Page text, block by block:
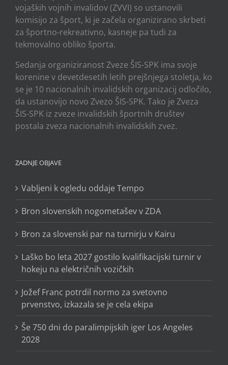
vojaških vojnih invalidov (ZVVI) so ustanovili
komisijo za šport, ki je začela organizirano skrbeti
za športno-rekreativno, kasneje pa tudi za
tekmovalno obliko športa.
Sedanja organiziranost Zveze ŠIS-SPK ima svoje
korenine v devetdesetih letih prejšnjega stoletja, ko
se je 10 nacionalnih invalidskih organizacij odločilo,
da ustanovijo novo Zvezo ŠIS-SPK. Tako je Zveza
ŠIS-SPK iz zveze invalidskih športnih društev
postala zveza nacionalnih invalidskih zvez.
ZADNJE OBJAVE
Vabljeni k ogledu oddaje Tempo
Bron slovenskih nogometašev v ZDA
Bron za slovenski par na turnirju v Kairu
Laško bo leta 2027 gostilo kvalifikacijski turnir v
hokeju na električnih vozičkih
Jožef Franc potrdil normo za svetovno
prvenstvo, izkazala se je cela ekipa
Še 750 dni do paralimpijskih iger Los Angeles
2028